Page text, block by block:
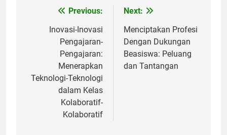
navigation
Previous:
Inovasi-Inovasi
Pengajaran-
Pengajaran:
Menerapkan
Teknologi-Teknologi
dalam Kelas
Kolaboratif-
Kolaboratif
Next:
Menciptakan Profesi
Dengan Dukungan
Beasiswa: Peluang
dan Tantangan